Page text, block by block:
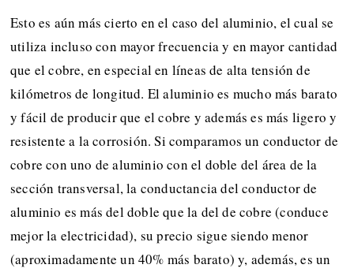
Esto es aún más cierto en el caso del aluminio, el cual se
utiliza incluso con mayor frecuencia y en mayor cantidad
que el cobre, en especial en líneas de alta tensión de
kilómetros de longitud. El aluminio es mucho más barato
y fácil de producir que el cobre y además es más ligero y
resistente a la corrosión. Si comparamos un conductor de
cobre con uno de aluminio con el doble del área de la
sección transversal, la conductancia del conductor de
aluminio es más del doble que la del de cobre (conduce
mejor la electricidad), su precio sigue siendo menor
(aproximadamente un 40% más barato) y, además, es un